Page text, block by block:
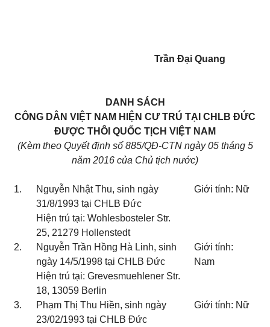
Trần Đại Quang
DANH SÁCH
CÔNG DÂN VIỆT NAM HIỆN CƯ TRÚ TẠI CHLB ĐỨC
ĐƯỢC THÔI QUỐC TỊCH VIỆT NAM
(Kèm theo Quyết định số 885/QĐ-CTN ngày 05 tháng 5
năm 2016 của Chủ tịch nước)
1.
Nguyễn Nhật Thu, sinh ngày
31/8/1993 tại CHLB Đức
Hiện trú tại: Wohlesbosteler Str.
25, 21279 Hollenstedt
Giới tính: Nữ
2.
Nguyễn Trần Hồng Hà Linh, sinh
ngày 14/5/1998 tại CHLB Đức
Hiện trú tại: Grevesmuehlener Str.
18, 13059 Berlin
Giới tính:
Nam
3.
Phạm Thị Thu Hiền, sinh ngày
23/02/1993 tại CHLB Đức
Giới tính: Nữ